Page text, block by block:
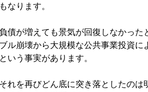
もなります。
負債が増えても景気が回復しなかった
ブル崩壊から大規模な公共事業投資に
という事実があります。
それを再びどん底に突き落としたのは